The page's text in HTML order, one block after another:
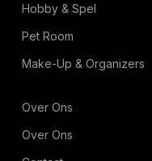
Hobby & Spel
Pet Room
Make-Up & Organizers
Over Ons
Over Ons